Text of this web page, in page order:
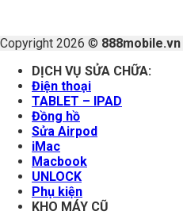
Copyright 2026 © 888mobile.vn
DỊCH VỤ SỬA CHỮA:
Điện thoại
TABLET – IPAD
Đồng hồ
Sửa Airpod
iMac
Macbook
UNLOCK
Phụ kiện
KHO MÁY CŨ